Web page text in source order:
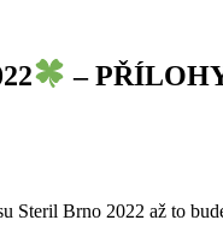
–
Steril Brno 2022 až to